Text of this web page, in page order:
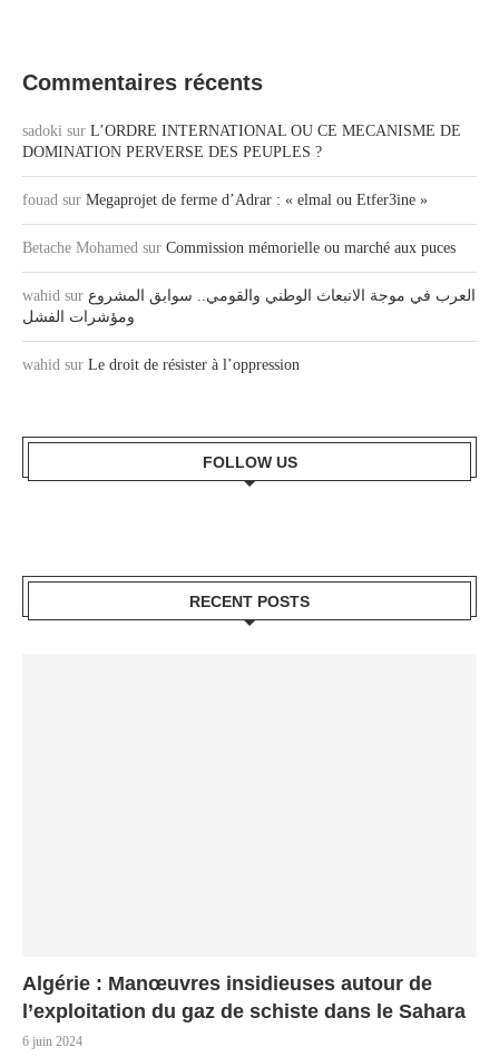
Commentaires récents
sadoki sur L’ORDRE INTERNATIONAL OU CE MECANISME DE
DOMINATION PERVERSE DES PEUPLES ?
fouad sur Megaprojet de ferme d’Adrar : « elmal ou Etfer3ine »
Betache Mohamed sur Commission mémorielle ou marché aux puces
wahid sur العرب في موجة الانبعاث الوطني والقومي.. سوابق المشروع
ومؤشرات الفشل
wahid sur Le droit de résister à l’oppression
FOLLOW US
RECENT POSTS
Algérie : Manœuvres insidieuses autour de
l’exploitation du gaz de schiste dans le Sahara
6 juin 2024